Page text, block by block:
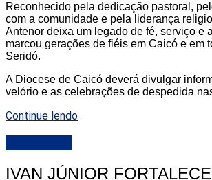
Reconhecido pela dedicação pastoral,
com a comunidade e pela liderança
Antenor deixa um legado de fé, serviço e
marcou gerações de fiéis em Caicó e em
Seridó.
A Diocese de Caicó deverá divulgar
velório e as celebrações de despedida
Continue lendo
IVAN JÚNIOR FORTALECE